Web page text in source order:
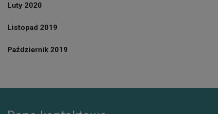
Luty 2020
Listopad 2019
Październik 2019